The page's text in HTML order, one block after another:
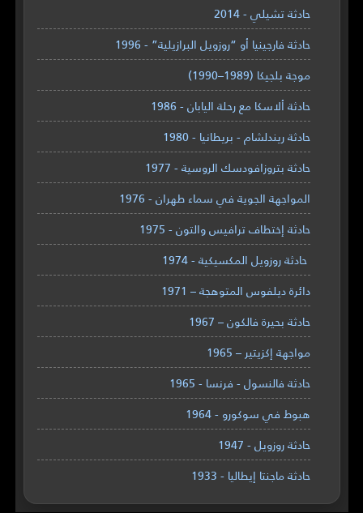
حادثة تشيلي - 2014
حادثة فارجينيا أو “روزويل البرازيلية” - 1996
موجة بلجيكا (1989–1990)
حادثة ألاسكا مع رحلة اليابان - 1986
حادثة ريندلشام - بريطانيا - 1980
حادثة بتروزافودسك الروسية - 1977
المواجهة الجوية في سماء طهران - 1976
حادثة إختطاف ترافيس والتون - 1975
حادثة روزويل المكسيكية - 1974
دائرة ديلفوس المتوهجة – 1971
حادثة بحيرة فالكون – 1967
مواجهة إكزيتير – 1965
حادثة فالنسول - فرنسا - 1965
هبوط في سوكورو - 1964
حادثة روزويل - 1947
حادثة ماجنتا إيطاليا - 1933